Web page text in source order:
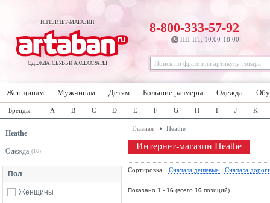
ИНТЕРНЕТ-МАГАЗИН
ОДЕЖДА, ОБУВЬ И АКСЕССУАРЫ
8-800-333-57-92
ПН-ПТ, 10:00-18:00
Женщинам Мужчинам Детям Большие размеры Одежда
Бренды: A B C D E F G H I J K
Heathe
Одежда (16)
Пол
Женщины
Главная Heathe
Интернет-магазин Heathe
Сортировка: Сначала дешевые Сначала
Показано 1 - 16 (всего 16 позиций)